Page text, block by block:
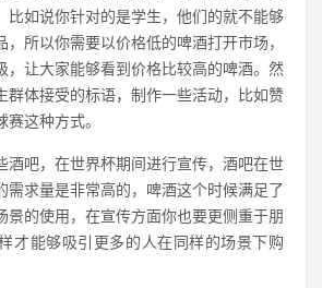
比如说你针对的是学生，他们的就不能够
，所以你需要以价格低的啤酒打开市场，
，让大家能够看到价格比较高的啤酒。然
群体接受的标语，制作一些活动，比如赞
这种方式。
酒吧，在世界杯期间进行宣传，酒吧在世
需求量是非常高的，啤酒这个时候满足了
景的使用，在宣传方面你也要更侧重于朋
才能够吸引更多的人在同样的场景下购